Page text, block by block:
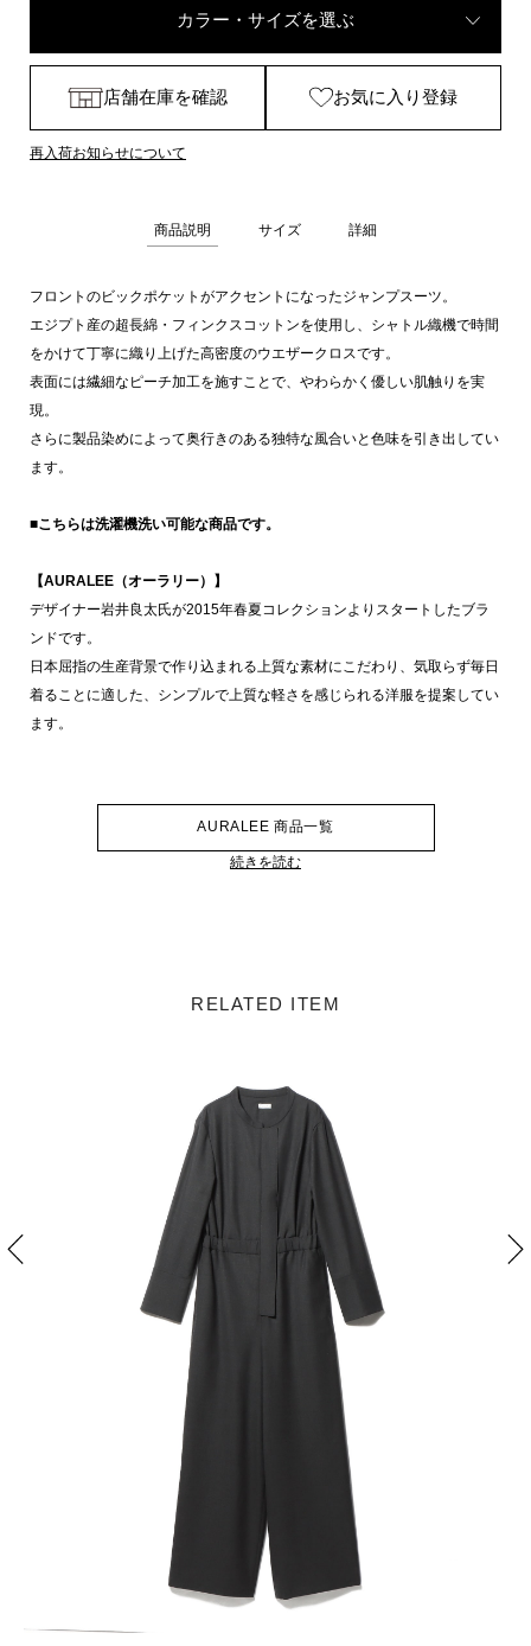
カラー・サイズを選ぶ
店舗在庫を確認 お気に入り登録
再入荷お知らせについて
商品説明 サイズ 詳細
フロントのビックポケットがアクセントになったジャンプスーツ。
エジプト産の超長綿・フィンクスコットンを使用し、シャトル織機で時間
をかけて丁寧に織り上げた高密度のウエザークロスです。
表面には繊細なピーチ加工を施すことで、やわらかく優しい肌触りを実
現。
さらに製品染めによって奥行きのある独特な風合いと色味を引き出してい
ます。
■こちらは洗濯機洗い可能な商品です。
【AURALEE（オーラリー）】
デザイナー岩井良太氏が2015年春夏コレクションよりスタートしたブラ
ンドです。
日本屈指の生産背景で作り込まれる上質な素材にこだわり、気取らず毎日
着ることに適した、シンプルで上質な軽さを感じられる洋服を提案してい
ます。
AURALEE 商品一覧
続きを読む
RELATED ITEM